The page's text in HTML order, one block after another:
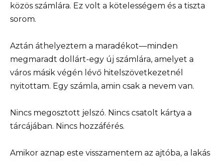
közös számlára. Ez volt a kötelességem és a tiszta
sorom.
Aztán áthelyeztem a maradékot—minden
megmaradt dollárt-egy új számlára, amelyet a
város másik végén lévő hitelszövetkezetnél
nyitottam. Egy számla, amin csak a nevem van.
Nincs megosztott jelszó. Nincs csatolt kártya a
tárcájában. Nincs hozzáférés.
Amikor aznap este visszamentem az ajtóba, a lakás